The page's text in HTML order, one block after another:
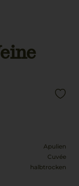
Apulien
Cuvée
halbtrocken